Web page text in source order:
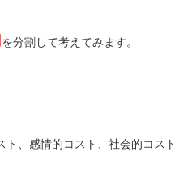
を分割して考えてみます。
、感情的コスト、社会的コスト